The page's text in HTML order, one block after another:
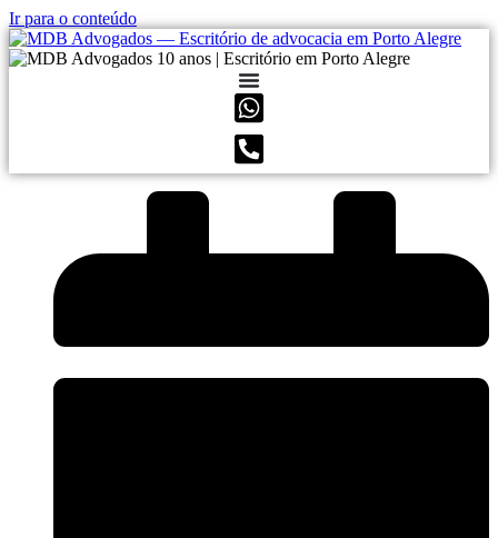
Ir para o conteúdo